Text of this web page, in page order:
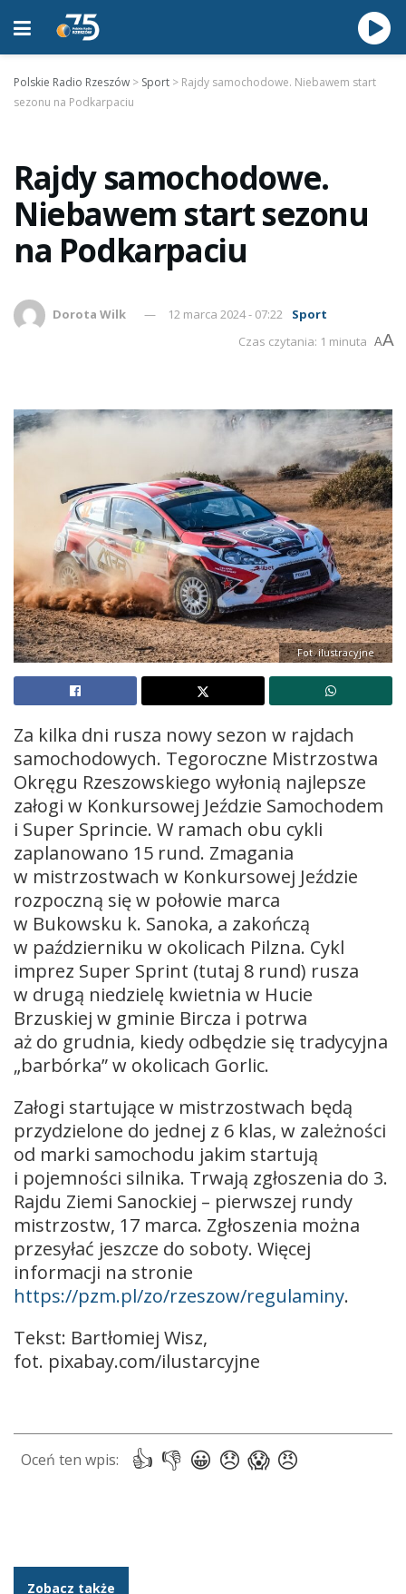
Polskie Radio Rzeszów > Sport > Rajdy samochodowe. Niebawem start
sezonu na Podkarpaciu
Rajdy samochodowe.
Niebawem start sezonu
na Podkarpaciu
Dorota Wilk 12 marca 2024 - 07:22
Sport
Czas czytania: 1 minuta AA
Fot. ilustracyjne
Za kilka dni rusza nowy sezon w rajdach
samochodowych. Tegoroczne Mistrzostwa
Okręgu Rzeszowskiego wyłonią najlepsze
załogi w Konkursowej Jeździe Samochodem
i Super Sprincie. W ramach obu cykli
zaplanowano 15 rund. Zmagania
w mistrzostwach w Konkursowej Jeździe
rozpoczną się w połowie marca
w Bukowsku k. Sanoka, a zakończą
w październiku w okolicach Pilzna. Cykl
imprez Super Sprint (tutaj 8 rund) rusza
w drugą niedzielę kwietnia w Hucie
Brzuskiej w gminie Bircza i potrwa
aż do grudnia, kiedy odbędzie się tradycyjna
„barbórka” w okolicach Gorlic.
Załogi startujące w mistrzostwach będą
przydzielone do jednej z 6 klas, w zależności
od marki samochodu jakim startują
i pojemności silnika. Trwają zgłoszenia do 3.
Rajdu Ziemi Sanockiej – pierwszej rundy
mistrzostw, 17 marca. Zgłoszenia można
przesyłać jeszcze do soboty. Więcej
informacji na stronie
https://pzm.pl/zo/rzeszow/regulaminy.
Tekst: Bartłomiej Wisz,
fot. pixabay.com/ilustarcyjne
Zobacz także